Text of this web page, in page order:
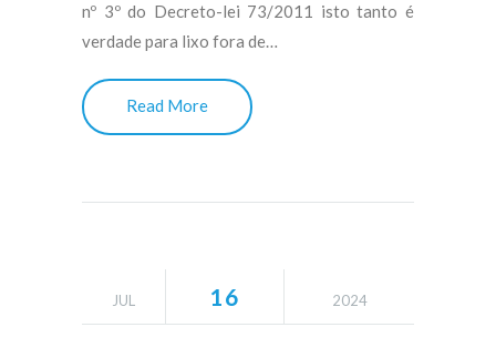
nº 3º do Decreto-lei 73/2011 isto tanto é
verdade para lixo fora de…
Read More
JUL 16 2024